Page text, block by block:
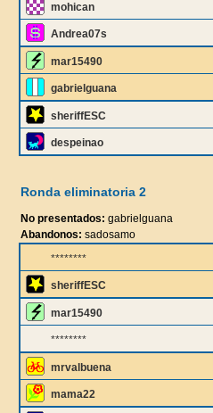
mohican
Andrea07s
mar15490
gabrielguana
sheriffESC
despeinao
Ronda eliminatoria 2
No presentados: gabrielguana
Abandonos: sadosamo
********
sheriffESC
mar15490
********
mrvalbuena
mama22